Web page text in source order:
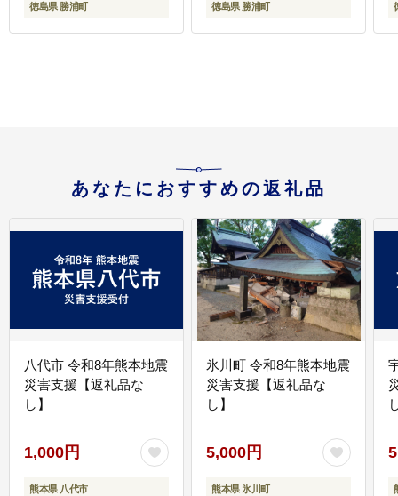
徳島県 勝浦町 徳島県 勝浦町
あなたにおすすめの返礼品
八代市 令和8年熊本地震
災害支援【返礼品な
し】
1,000円
熊本県 八代市
氷川町 令和8年熊本地震
災害支援【返礼品な
し】
5,000円
熊本県 氷川町